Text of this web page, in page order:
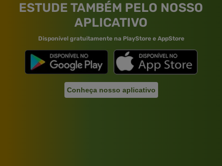
ESTUDE TAMBÉM PELO NOSSO
APLICATIVO
Disponível gratuitamente na PlayStore e AppStore
Conheça nosso aplicativo